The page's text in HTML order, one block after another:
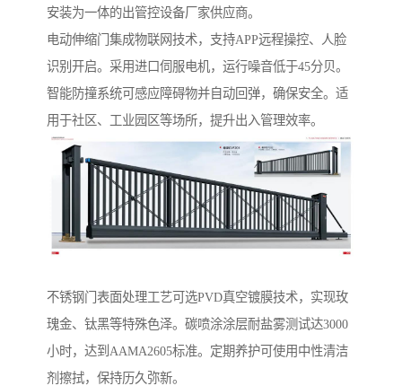
安装为一体的出管控设备厂家供应商。
电动伸缩门集成物联网技术，支持APP远程操控、人脸
识别开启。采用进口伺服电机，运行噪音低于45分贝。
智能防撞系统可感应障碍物并自动回弹，确保安全。适
用于社区、工业园区等场所，提升出入管理效率。
‌不锈钢门表面处理工艺‌可选PVD真空镀膜技术，实现玫
瑰金、钛黑等特殊色泽。碳喷涂涂层耐盐雾测试达3000
小时，达到AAMA2605标准。定期养护可使用中性清洁
剂擦拭，保持历久弥新。